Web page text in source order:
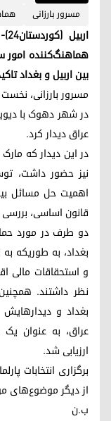
مسرور بارزانی
هماهنگ‌کننده امور
بین اربیل و بغداد
در شهر دهوک با
عراق دیدار کرد.
در این دیدار که
نیز حضور داشت،
اهمیت حل مسائل
قانون اساسی،
دو طرف در مورد
بغداد، به طوریکه
و استحقاقات مالی
نظر داشتند.
بغداد و
عراق، به عنوان
ارزیابی شد.
برگزاری انتخابات
از دیگر موضوع‌های
ب.ن